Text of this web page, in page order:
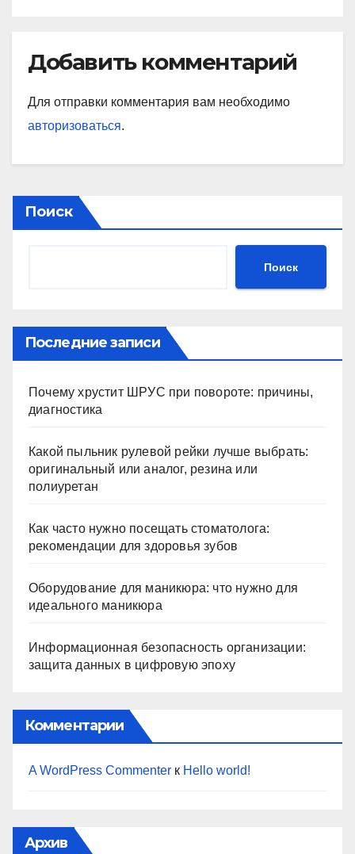
Добавить комментарий
Для отправки комментария вам необходимо
авторизоваться.
Поиск
Поиск
Последние записи
Почему хрустит ШРУС при повороте: причины,
диагностика
Какой пыльник рулевой рейки лучше выбрать:
оригинальный или аналог, резина или
полиуретан
Как часто нужно посещать стоматолога:
рекомендации для здоровья зубов
Оборудование для маникюра: что нужно для
идеального маникюра
Информационная безопасность организации:
защита данных в цифровую эпоху
Комментарии
A WordPress Commenter к Hello world!
Архив